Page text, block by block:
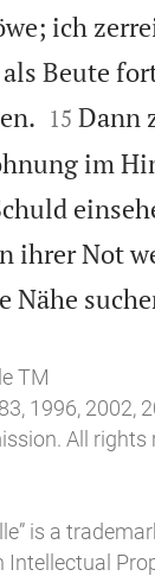
ich
Beute


15 Dann
im
ihrer Not
Nähe
TM
1996, 2002,
All rights
is a
Intellectual